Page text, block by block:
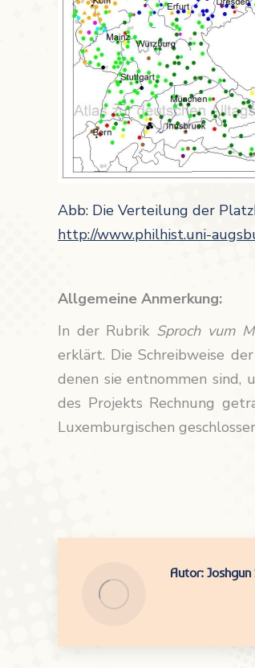
Abb: Die Verteilung der
http://www.philhist.uni-
Allgemeine Anmerkung:
In der Rubrik Sproch vum
erklärt. Die Schreibweise
denen sie entnommen sind,
des Projekts Rechnung
Luxemburgischen
Autor: Joshgun